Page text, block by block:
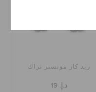
ريد كار مونستر تراك
د.إ. 19